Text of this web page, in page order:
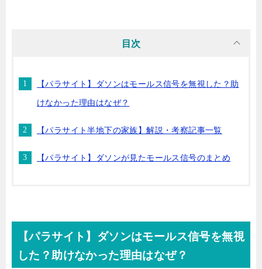
目次
【パラサイト】ダソンはモールス信号を無視した？助
けなかった理由はなぜ？
【パラサイト半地下の家族】解説・考察記事一覧
【パラサイト】ダソンが見たモールス信号のまとめ
【パラサイト】ダソンはモールス信号を無視
した？助けなかった理由はなぜ？